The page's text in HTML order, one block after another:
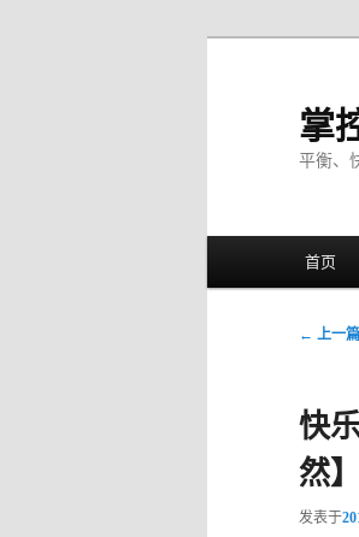
掌
平衡、
跳
跳
首页
文章导
← 上一篇
快
然】
发表于